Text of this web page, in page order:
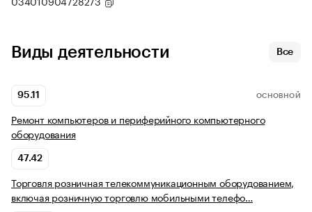
Виды деятельности Все
95.11 ОСНОВНОЙ
Ремонт компьютеров и периферийного компьютерного
оборудования
47.42
Торговля розничная телекоммуникационным оборудованием,
включая розничную торговлю мобильными телефо…